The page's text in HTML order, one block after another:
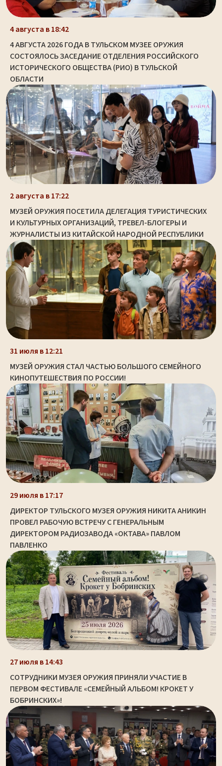
4 августа в 18:42
4 АВГУСТА 2026 ГОДА В ТУЛЬСКОМ МУЗЕЕ ОРУЖИЯ
СОСТОЯЛОСЬ ЗАСЕДАНИЕ ОТДЕЛЕНИЯ РОССИЙСКОГО
ИСТОРИЧЕСКОГО ОБЩЕСТВА (РИО) В ТУЛЬСКОЙ
ОБЛАСТИ
2 августа в 17:22
МУЗЕЙ ОРУЖИЯ ПОСЕТИЛА ДЕЛЕГАЦИЯ ТУРИСТИЧЕСКИХ
И КУЛЬТУРНЫХ ОРГАНИЗАЦИЙ, ТРЕВЕЛ-БЛОГЕРЫ И
ЖУРНАЛИСТЫ ИЗ КИТАЙСКОЙ НАРОДНОЙ РЕСПУБЛИКИ
31 июля в 12:21
МУЗЕЙ ОРУЖИЯ СТАЛ ЧАСТЬЮ БОЛЬШОГО СЕМЕЙНОГО
КИНОПУТЕШЕСТВИЯ ПО РОССИИ!
29 июля в 17:17
ДИРЕКТОР ТУЛЬСКОГО МУЗЕЯ ОРУЖИЯ НИКИТА АНИКИН
ПРОВЕЛ РАБОЧУЮ ВСТРЕЧУ С ГЕНЕРАЛЬНЫМ
ДИРЕКТОРОМ РАДИОЗАВОДА «ОКТАВА» ПАВЛОМ
ПАВЛЕНКО
27 июля в 14:43
СОТРУДНИКИ МУЗЕЯ ОРУЖИЯ ПРИНЯЛИ УЧАСТИЕ В
ПЕРВОМ ФЕСТИВАЛЕ «СЕМЕЙНЫЙ АЛЬБОМ! КРОКЕТ У
БОБРИНСКИХ»!